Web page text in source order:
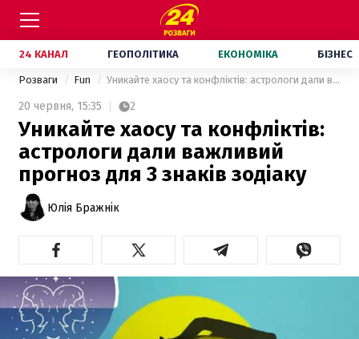
24 КАНАЛ ГЕОПОЛІТИКА ЕКОНОМІКА БІЗНЕС
Розваги Fun Уникайте хаосу та конфліктів: астрологи дали важливий прогноз для 3 знаків зодіаку
20 червня, 15:35 2
Уникайте хаосу та конфліктів:
астрологи дали важливий
прогноз для 3 знаків зодіаку
Юлія Бражнік